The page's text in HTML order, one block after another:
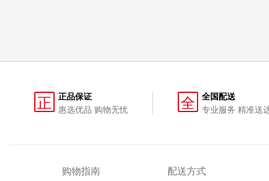
正
正品保证
惠选优品 购物无忧
全
全国配送
专业服务 精准送
购物指南 配送方式